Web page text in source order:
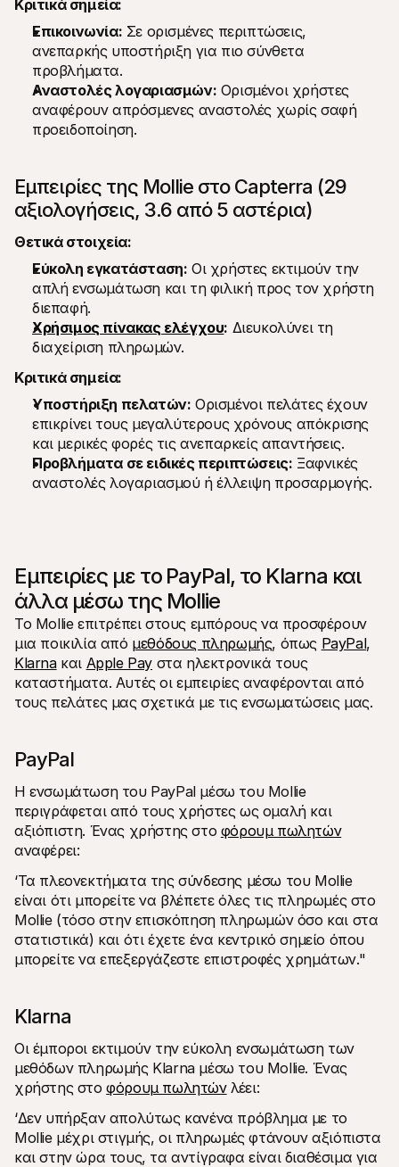
Κριτικά σημεία:
Επικοινωνία: Σε ορισμένες περιπτώσεις,
ανεπαρκής υποστήριξη για πιο σύνθετα
προβλήματα.
Αναστολές λογαριασμών: Ορισμένοι χρήστες
αναφέρουν απρόσμενες αναστολές χωρίς σαφή
προειδοποίηση.
Εμπειρίες της Mollie στο Capterra (29
αξιολογήσεις, 3.6 από 5 αστέρια)
Θετικά στοιχεία:
Εύκολη εγκατάσταση: Οι χρήστες εκτιμούν την
απλή ενσωμάτωση και τη φιλική προς τον χρήστη
διεπαφή.
Χρήσιμος πίνακας ελέγχου: Διευκολύνει τη
διαχείριση πληρωμών.
Κριτικά σημεία:
Υποστήριξη πελατών: Ορισμένοι πελάτες έχουν
επικρίνει τους μεγαλύτερους χρόνους απόκρισης
και μερικές φορές τις ανεπαρκείς απαντήσεις.
Προβλήματα σε ειδικές περιπτώσεις: Ξαφνικές
αναστολές λογαριασμού ή έλλειψη προσαρμογής.
Εμπειρίες με το PayPal, το Klarna και
άλλα μέσω της Mollie
Το Mollie επιτρέπει στους εμπόρους να προσφέρουν
μια ποικιλία από μεθόδους πληρωμής, όπως PayPal
Klarna και Apple Pay στα ηλεκτρονικά τους
καταστήματα. Αυτές οι εμπειρίες αναφέρονται από
τους πελάτες μας σχετικά με τις ενσωματώσεις μας.
PayPal
Η ενσωμάτωση του PayPal μέσω του Mollie
περιγράφεται από τους χρήστες ως ομαλή και
αξιόπιστη. Ένας χρήστης στο φόρουμ πωλητών
αναφέρει:
‘Τα πλεονεκτήματα της σύνδεσης μέσω του Mollie
είναι ότι μπορείτε να βλέπετε όλες τις πληρωμές στο
Mollie (τόσο στην επισκόπηση πληρωμών όσο και στα
στατιστικά) και ότι έχετε ένα κεντρικό σημείο όπου
μπορείτε να επεξεργάζεστε επιστροφές χρημάτων."
Klarna
Οι έμποροι εκτιμούν την εύκολη ενσωμάτωση των
μεθόδων πληρωμής Klarna μέσω του Mollie. Ένας
χρήστης στο φόρουμ πωλητών λέει:
‘Δεν υπήρξαν απολύτως κανένα πρόβλημα με το
Mollie μέχρι στιγμής, οι πληρωμές φτάνουν αξιόπιστα
και στην ώρα τους, τα αντίγραφα είναι διαθέσιμα για